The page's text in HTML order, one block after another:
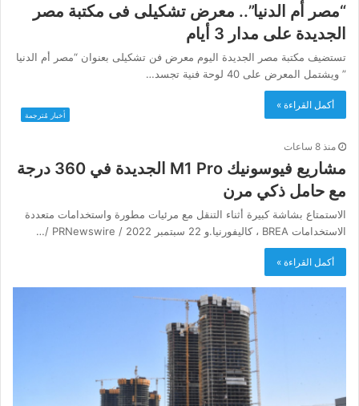
“مصر أم الدنيا”.. معرض تشكيلى فى مكتبة مصر
الجديدة على مدار 3 أيام
تستضيف مكتبة مصر الجديدة اليوم معرض فن تشكيلى بعنوان “مصر أم الدنيا
” ويشتمل المعرض على 40 لوحة فنية تجسد…
أكمل القراءة »
أخبار مُترجمة
منذ 8 ساعات
مشاريع فيوسونيك M1 Pro الجديدة في 360 درجة
مع حامل ذكي مرن
الاستمتاع بشاشة كبيرة أثناء التنقل مع مرئيات مطورة واستخدامات متعددة
الاستخدامات BREA ، كاليفورنيا.و 22 سبتمبر 2022 / PRNewswire /…
أكمل القراءة »